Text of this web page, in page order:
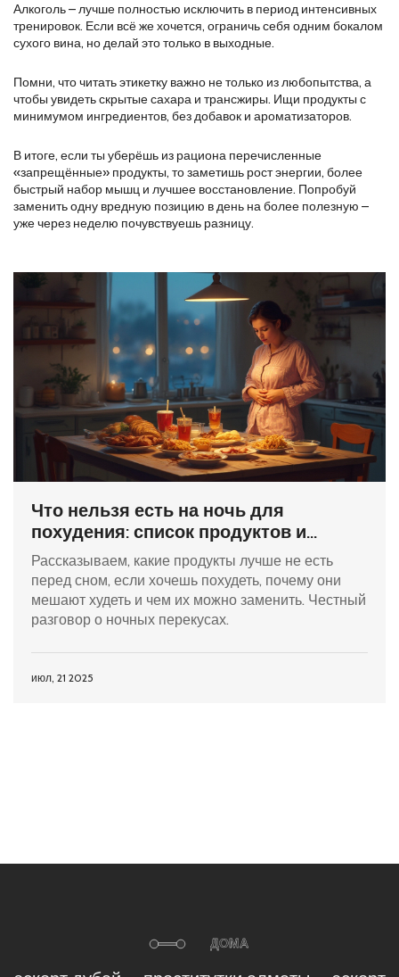
Алкоголь – лучше полностью исключить в период интенсивных
тренировок. Если всё же хочется, ограничь себя одним бокалом
сухого вина, но делай это только в выходные.
Помни, что читать этикетку важно не только из любопытства, а
чтобы увидеть скрытые сахара и трансжиры. Ищи продукты с
минимумом ингредиентов, без добавок и ароматизаторов.
В итоге, если ты уберёшь из рациона перечисленные
«запрещённые» продукты, то заметишь рост энергии, более
быстрый набор мышц и лучшее восстановление. Попробуй
заменить одну вредную позицию в день на более полезную –
уже через неделю почувствуешь разницу.
Что нельзя есть на ночь для
похудения: список продуктов и
советы для лучшего сна и фигуры
Рассказываем, какие продукты лучше не есть
перед сном, если хочешь похудеть, почему они
мешают худеть и чем их можно заменить. Честный
разговор о ночных перекусах.
июл, 21 2025